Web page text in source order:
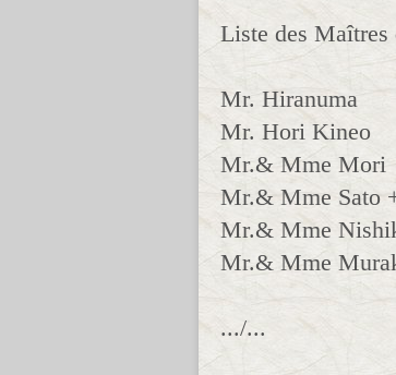
Liste des
Mr. Hiranuma
Mr. Hori Kineo
Mr.& Mme Mori
Mr.& Mme Sato
Mr.& Mme
Mr.& Mme
.../...